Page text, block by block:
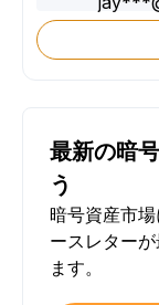
最新の暗
う
暗号資産市
ースレター
ます。